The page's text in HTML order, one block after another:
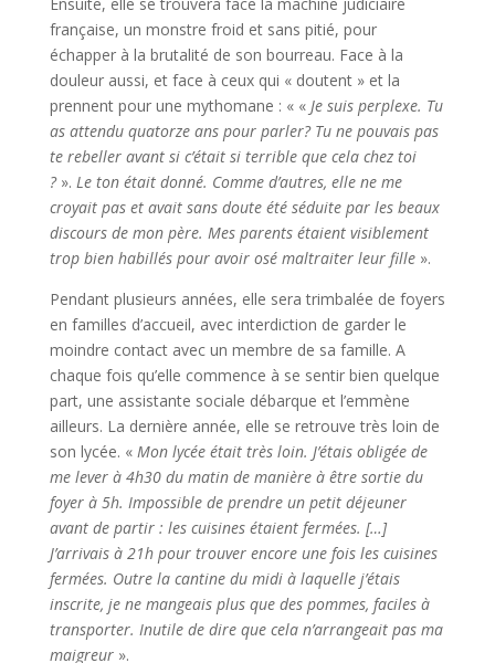
française, un monstre froid et sans pitié, pour
échapper à la brutalité de son bourreau. Face à la
douleur aussi, et face à ceux qui « doutent » et la
prennent pour une mythomane : « « Je suis perplexe. Tu
as attendu quatorze ans pour parler? Tu ne pouvais pas
te rebeller avant si c’était si terrible que cela chez toi
? ». Le ton était donné. Comme d’autres, elle ne me
croyait pas et avait sans doute été séduite par les beaux
discours de mon père. Mes parents étaient visiblement
trop bien habillés pour avoir osé maltraiter leur fille ».
Pendant plusieurs années, elle sera trimbalée de foyers
en familles d’accueil, avec interdiction de garder le
moindre contact avec un membre de sa famille. A
chaque fois qu’elle commence à se sentir bien quelque
part, une assistante sociale débarque et l’emmène
ailleurs. La dernière année, elle se retrouve très loin de
son lycée. «Mon lycée était très loin. J’étais obligée de
me lever à 4h30 du matin de manière à être sortie du
foyer à 5h. Impossible de prendre un petit déjeuner
avant de partir : les cuisines étaient fermées. […]
J’arrivais à 21h pour trouver encore une fois les cuisines
fermées. Outre la cantine du midi à laquelle j’étais
inscrite, je ne mangeais plus que des pommes, faciles à
transporter. Inutile de dire que cela n’arrangeait pas ma
maigreur».